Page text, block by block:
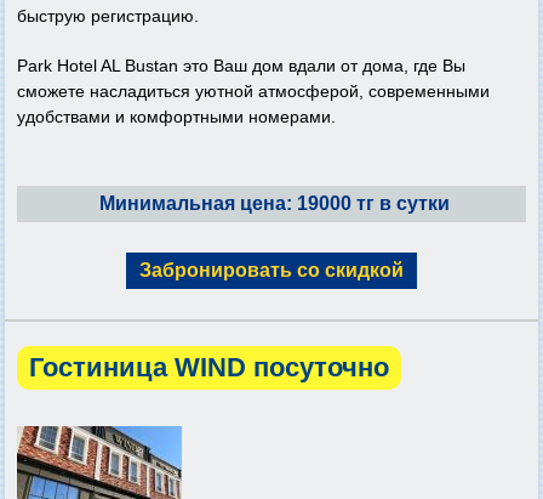
быструю регистрацию.
Park Hotel AL Bustan это Ваш дом вдали от дома, где Вы
сможете насладиться уютной атмосферой, современными
удобствами и комфортными номерами.
Минимальная цена: 19000 тг в сутки
Забронировать со скидкой
Гостиница WIND посуточно